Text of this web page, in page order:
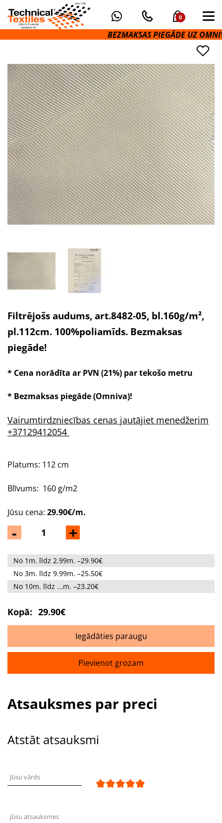
0
BEZMAKSAS PIEGĀDE UZ
Filtrējošs audums, art.8482-05, bl.160g/m²,
pl.112cm. 100%poliamīds. Bezmaksas
piegāde!
* Cena norādīta ar PVN (21%) par tekošo metru
* Bezmaksas piegāde (Omniva)!
Vairumtirdzniecības cenas jautājiet menedžerim
+37129412054
Platums: 112 cm
Blīvums: 160 g/m2
- +
Jūsu cena: 29.90€/m.
No 1m. līdz 2.99m. –29.90€
No 3m. līdz 9.99m. –25.50€
No 10m. līdz ...m. –23.20€
Kopā: 29.90€
Iegādāties paraugu
Pievienot grozam
Atsauksmes par preci
Atstāt atsauksmi
Jūsu vārds
Jūsu atsauksmes